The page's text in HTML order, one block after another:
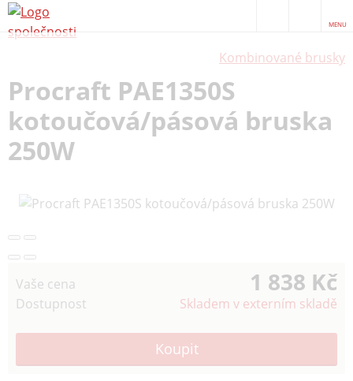
MENU
Kombinované brusky
Procraft PAE1350S
kotoučová/pásová bruska
250W
Vaše cena 1 838 Kč
Dostupnost Skladem v externím skladě